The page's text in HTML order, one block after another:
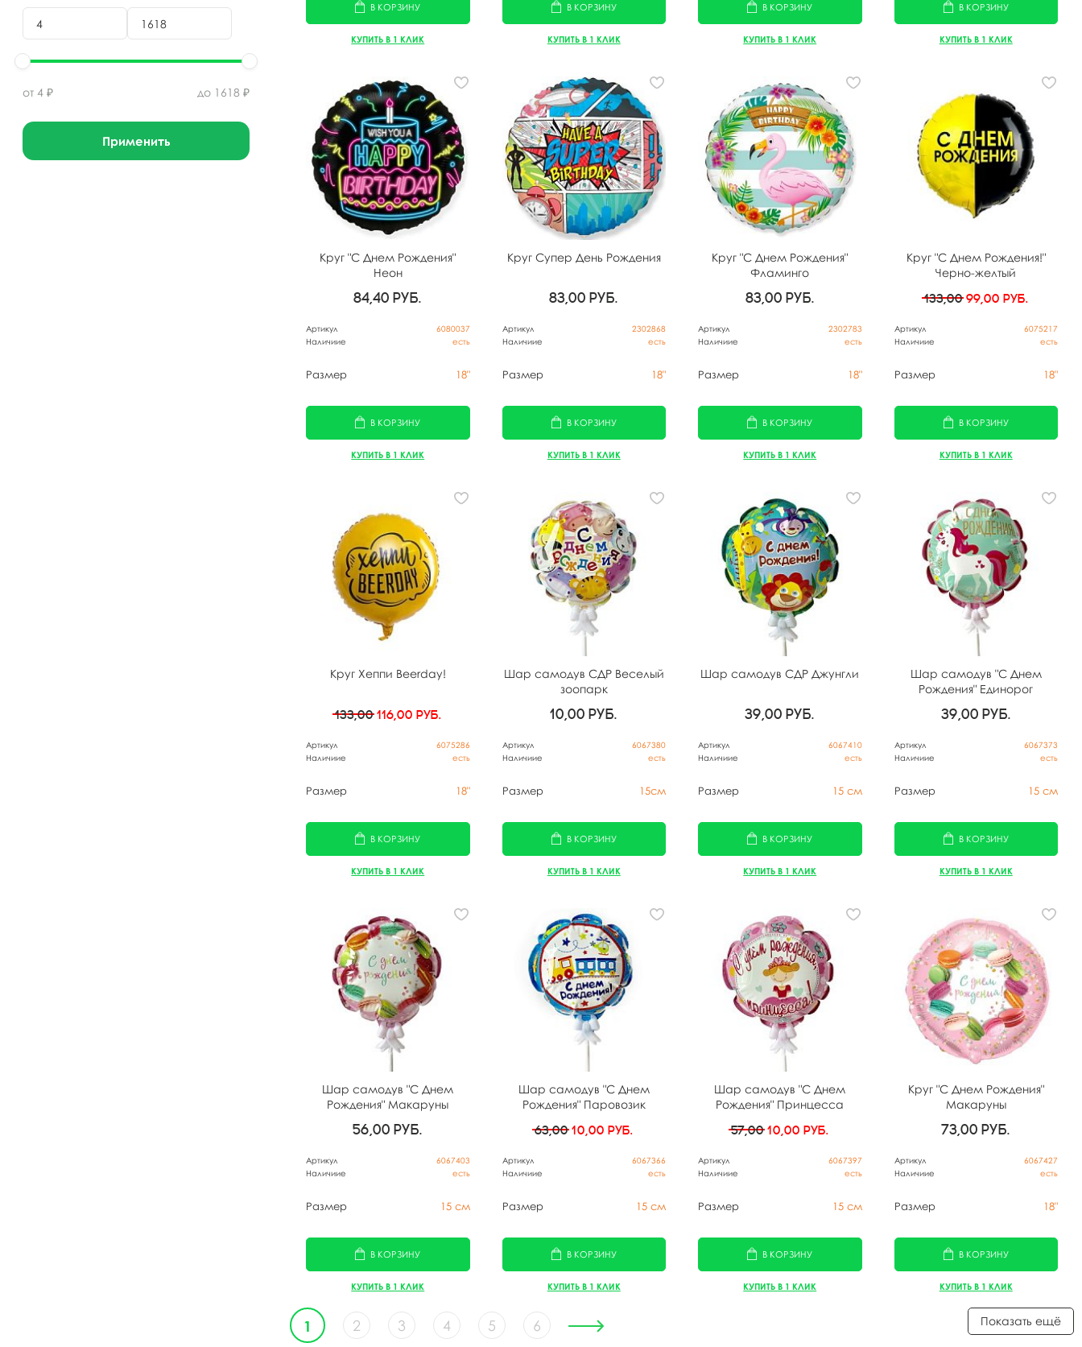
от 4 ₽ до 1618 ₽
Применить
В КОРЗИНУ
КУПИТЬ В 1 КЛИК
В КОРЗИНУ
КУПИТЬ В 1 КЛИК
В КОРЗИНУ
КУПИТЬ В 1 КЛИК
В КОРЗИНУ
КУПИТЬ В 1 КЛИК
Круг "С Днем Рождения"
Неон
84,40 руб.
Артикул
6080037
Наличиие
есть
Размер 18"
В КОРЗИНУ
КУПИТЬ В 1 КЛИК
Круг Супер День Рождения
83,00 руб.
Артикул
2302868
Наличиие
есть
Размер 18"
В КОРЗИНУ
КУПИТЬ В 1 КЛИК
Круг "С Днем Рождения"
Фламинго
83,00 руб.
Артикул
2302783
Наличиие
есть
Размер 18"
В КОРЗИНУ
КУПИТЬ В 1 КЛИК
Круг "С Днем Рождения!"
Черно-желтый
133,0099,00 руб.
Артикул
6075217
Наличиие
есть
Размер 18"
В КОРЗИНУ
КУПИТЬ В 1 КЛИК
Круг Хеппи Beerday!
133,00116,00 руб.
Артикул
6075286
Наличиие
есть
Размер 18"
В КОРЗИНУ
КУПИТЬ В 1 КЛИК
Шар самодув СДР Веселый
зоопарк
10,00руб.
Артикул
6067380
Наличиие
есть
Размер 15см
В КОРЗИНУ
КУПИТЬ В 1 КЛИК
Шар самодув СДР Джунгли
39,00руб.
Артикул
6067410
Наличиие
есть
Размер 15 см
В КОРЗИНУ
КУПИТЬ В 1 КЛИК
Шар самодув "С Днем
Рождения" Единорог
39,00 руб.
Артикул
6067373
Наличиие
есть
Размер 15 см
В КОРЗИНУ
КУПИТЬ В 1 КЛИК
Шар самодув "С Днем
Рождения" Макаруны
56,00 руб.
Артикул
6067403
Наличиие
есть
Размер 15 см
В КОРЗИНУ
КУПИТЬ В 1 КЛИК
Шар самодув "С Днем
Рождения" Паровозик
63,0010,00руб.
Артикул
6067366
Наличиие
есть
Размер 15 см
В КОРЗИНУ
КУПИТЬ В 1 КЛИК
Шар самодув "С Днем
Рождения" Принцесса
57,0010,00руб.
Артикул
6067397
Наличиие
есть
Размер 15 см
В КОРЗИНУ
КУПИТЬ В 1 КЛИК
Круг "С Днем Рождения"
Макаруны
73,00 руб.
Артикул
6067427
Наличиие
есть
Размер 18"
В КОРЗИНУ
КУПИТЬ В 1 КЛИК
1 2 3 4 5 6 Показать ещё